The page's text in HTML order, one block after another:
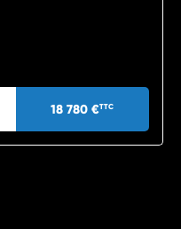
18 780 €TTC